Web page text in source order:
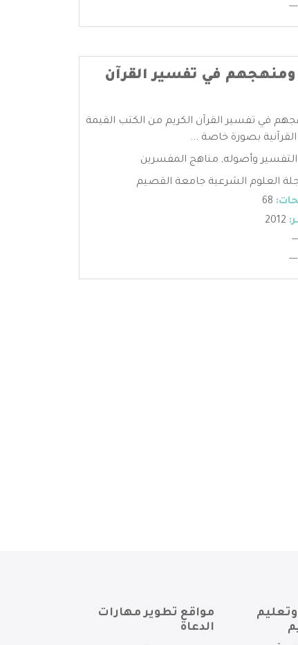
---
ومنهجهم في تفسير القرآن
في تفسير القرآن الكريم من الكتب القيمة
القرآنية بصورة خاصة ...
التفسير وأصوله, مناهج المفسرين
العلوم الشرعية جامعة القصيم
---
مواقع تطوير مهارات
الدعاة